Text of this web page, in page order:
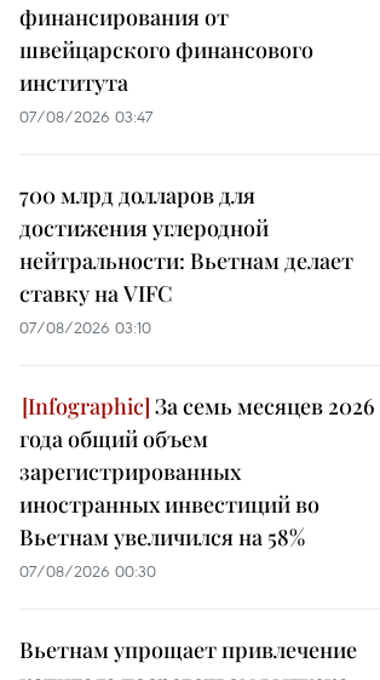
финансирования от
швейцарского финансового
института
07/08/2026 03:47
700 млрд долларов для
достижения углеродной
нейтральности: Вьетнам делает
ставку на VIFC
07/08/2026 03:10
За семь месяцев 2026
года общий объем
зарегистрированных
иностранных инвестиций во
Вьетнам увеличился на 58%
07/08/2026 00:30
Вьетнам упрощает привлечение